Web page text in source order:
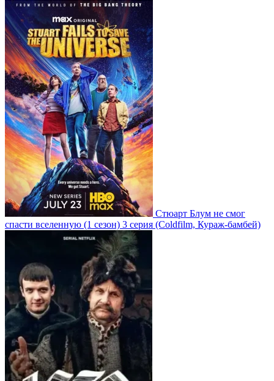
Стюарт Блум не смог
спасти вселенную (1 сезон) 3 серия (Coldfilm, Кураж-бамбей)